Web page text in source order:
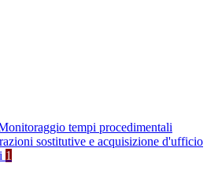
tempi procedimentali
sostitutive e acquisizione d'ufficio
1